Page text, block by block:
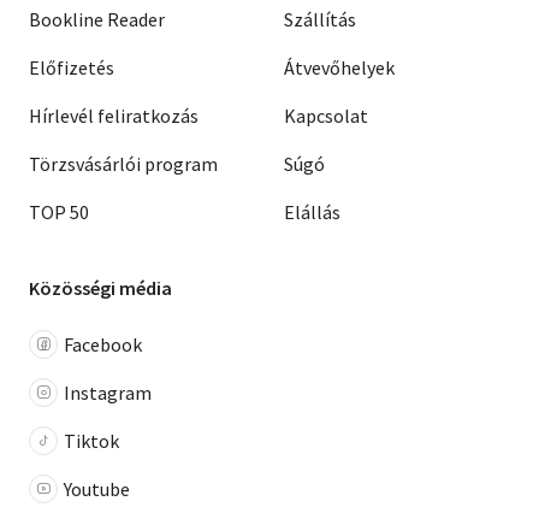
Bookline Reader
Előfizetés
Hírlevél feliratkozás
Törzsvásárlói program
TOP 50
Szállítás
Átvevőhelyek
Kapcsolat
Súgó
Elállás
Közösségi média
Facebook
Instagram
Tiktok
Youtube